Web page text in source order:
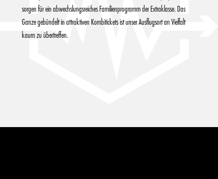
sorgen für ein abwechslungsreiches Familienprogramm der Extraklasse. Das
Ganze gebündelt in attraktiven Kombitickets ist unser Ausflugsort an Vielfalt
kaum zu übertreffen.